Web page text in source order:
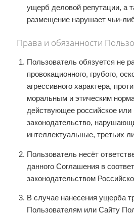
ущерб деловой репутации, а
размещение нарушает чьи-
Права и обязанности
Пользователь обязуется не
провокационного, грубого,
агрессивного характера,
моральным и этическим
действующее российское
законодательство,
интеллектуальные, третьих
Пользователь несёт
данного Соглашения в
законодательством
В случае нанесения ущерба
Пользователям или Сайту